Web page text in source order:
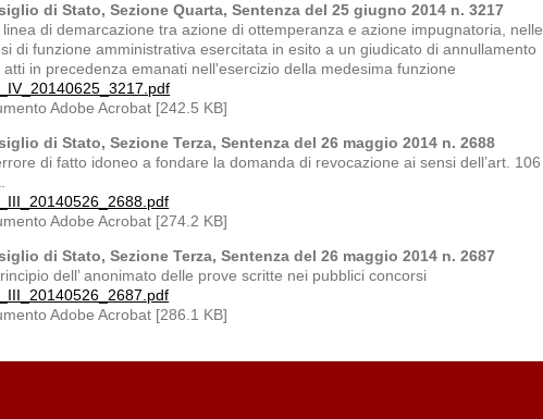
di Stato, Sezione Quarta, Sentenza del 25 giugno 2014 n. 3217
linea di demarcazione tra azione di ottemperanza e azione impugnatoria, nelle
di funzione amministrativa esercitata in esito a un giudicato di annullamento
atti in precedenza emanati nell'esercizio della medesima funzione
Adobe Acrobat [242.5 KB]
di Stato, Sezione Terza, Sentenza del 26 maggio 2014 n. 2688
di fatto idoneo a fondare la domanda di revocazione ai sensi dell’art. 106
Adobe Acrobat [274.2 KB]
di Stato, Sezione Terza, Sentenza del 26 maggio 2014 n. 2687
dell’ anonimato delle prove scritte nei pubblici concorsi
Adobe Acrobat [286.1 KB]